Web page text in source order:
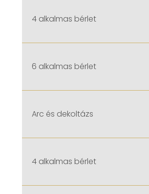
4 alkalmas bérlet
6 alkalmas bérlet
Arc és dekoltázs
4 alkalmas bérlet